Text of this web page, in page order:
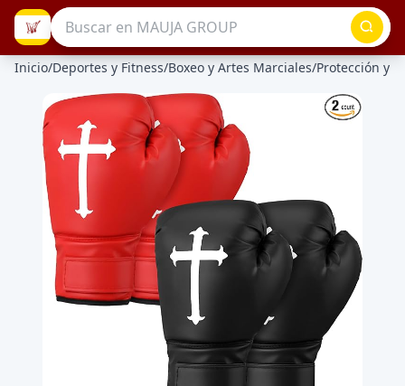
Inicio/Deportes y Fitness/Boxeo y Artes Marciales/Protección y